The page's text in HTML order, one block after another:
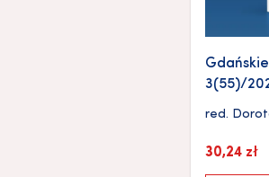
3(55)/
red.
30,24 zł